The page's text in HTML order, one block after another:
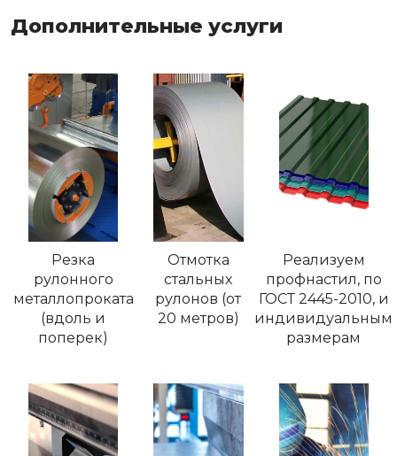
Дополнительные услуги
Резка
рулонного
металлопроката
(вдоль и
поперек)
Отмотка
стальных
рулонов (от
20 метров)
Реализуем
профнастил, по
ГОСТ 2445-2010, и
индивидуальным
размерам